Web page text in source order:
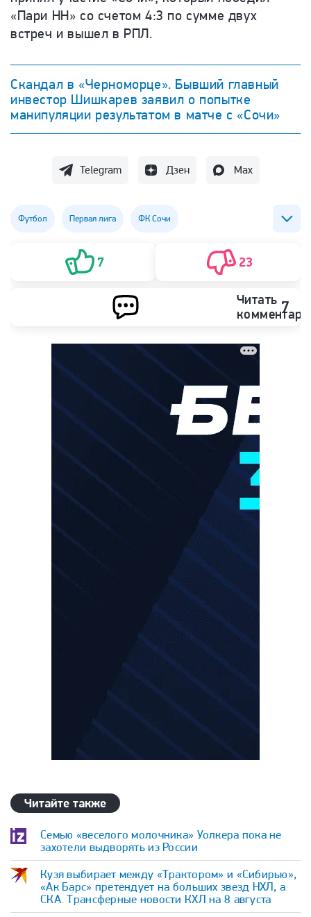
«Пари НН» со счетом 4:3 по сумме двух
встреч и вышел в РПЛ.
Скандал в «Черноморце». Бывший главный
инвестор Шишкарев заявил о попытке
манипуляции результатом в матче с «Сочи»
Telegram Дзен Max
Футбол Первая лига ФК Сочи
ФК Черноморец (Новороссийск) Максим Митрофанов
7 23
Читать 7
Читайте также
Семью «веселого молочника» Уолкера пока не
захотели выдворять из России
Кузя выбирает между «Трактором» и «Сибирью»,
«Ак Барс» претендует на больших звезд НХЛ, а
СКА. Трансферные новости КХЛ на 8 августа